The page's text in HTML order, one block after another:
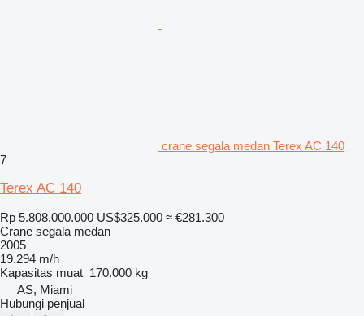
crane segala medan Terex AC 140
7
Terex AC 140
Rp 5.808.000.000 US$325.000 ≈ €281.300
Crane segala medan
2005
19.294 m/h
Kapasitas muat 170.000 kg
AS, Miami
Hubungi penjual